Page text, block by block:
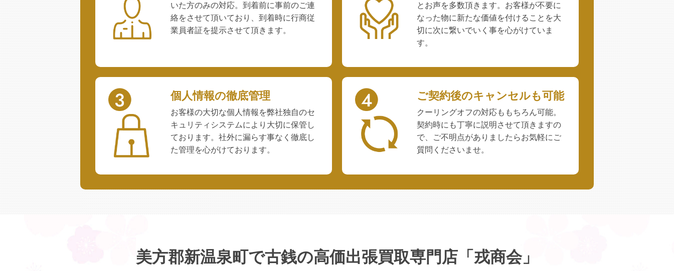
いた方のみの対応。到着前に事前のご連
絡をさせて頂いており、到着時に行商従
業員者証を提示させて頂きます。
とお声を多数頂きます。お客様が不要に
なった物に新たな価値を付けることを大
切に次に繋いでいく事を心がけていま
す。
個人情報の徹底管理
お客様の大切な個人情報を弊社独自のセ
キュリティシステムにより大切に保管し
ております。社外に漏らす事なく徹底し
た管理を心がけております。
ご契約後のキャンセルも可能
クーリングオフの対応ももちろん可能。
契約時にも丁寧に説明させて頂きますの
で、ご不明点がありましたらお気軽にご
質問くださいませ。
美方郡新温泉町で古銭の高価出張買取専門店「戎商会」